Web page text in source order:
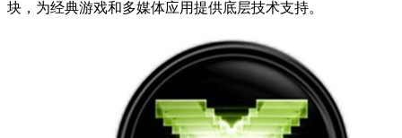
块，为经典游戏和多媒体应用提供底层技术支持。